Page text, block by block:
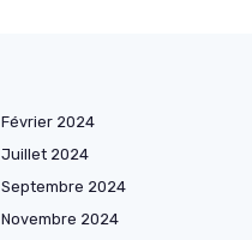
Février 2024
Juillet 2024
Septembre 2024
Novembre 2024